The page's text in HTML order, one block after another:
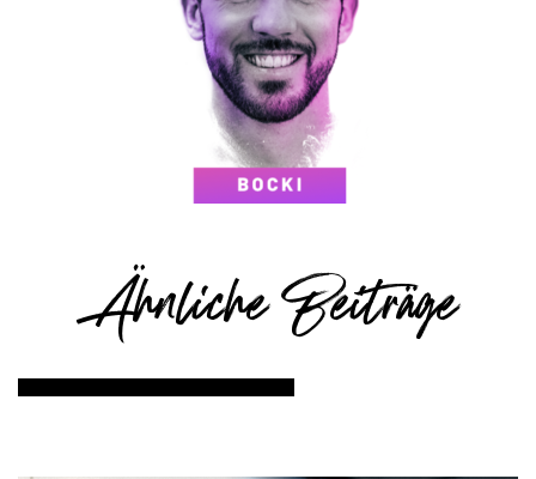
Ähnliche Beiträge